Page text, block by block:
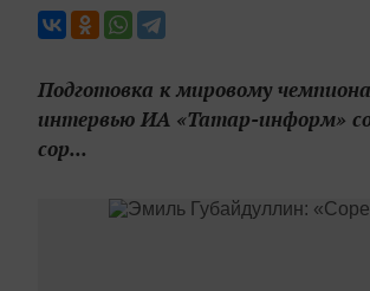
Подготовка к мировому
интервью ИА «Татар-информ»
сор...